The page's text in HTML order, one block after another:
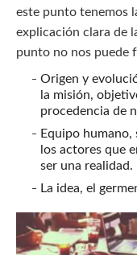
este punto tenemos
explicación clara de
punto no nos puede
Origen y
la misión,
procedencia de
Equipo
los actores que
ser una realidad.
La idea, el